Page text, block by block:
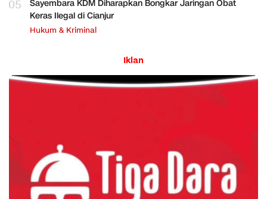
05
Sayembara KDM Diharapkan Bongkar Jaringan Obat
Keras Ilegal di Cianjur
Hukum & Kriminal
Iklan